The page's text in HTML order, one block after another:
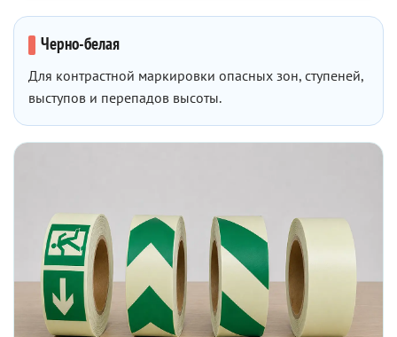
Черно-белая
Для контрастной маркировки опасных зон, ступеней,
выступов и перепадов высоты.